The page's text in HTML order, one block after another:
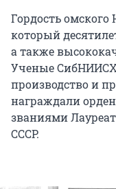
Гордость
который
а также
Ученые
производство и
награждали
званиями
СССР.